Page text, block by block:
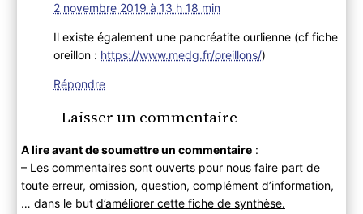
2 novembre 2019 à 13 h 18 min
Il existe également une pancréatite ourlienne (cf fiche
oreillon : https://www.medg.fr/oreillons/)
Répondre
Laisser un commentaire
A lire avant de soumettre un commentaire:
– Les commentaires sont ouverts pour nous faire part de
toute erreur, omission, question, complément d’information,
… dans le but d’améliorer cette fiche de synthèse.